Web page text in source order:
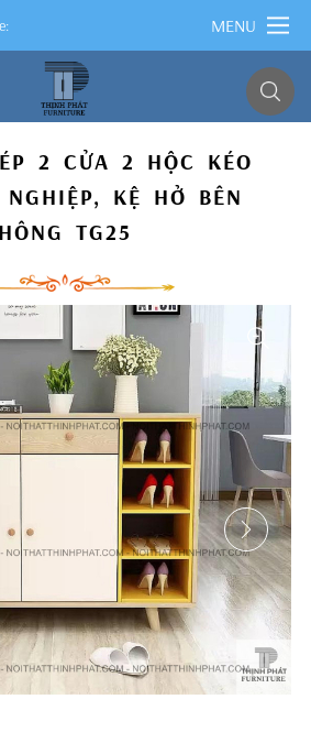
MENU
2 CỬA 2 HỘC KÉO
NGHIỆP, KỆ HỞ BÊN
HÔNG TG25